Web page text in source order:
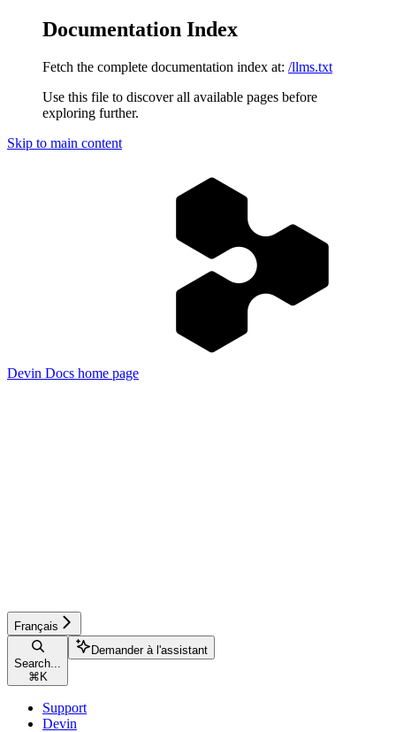
Documentation Index
Fetch the complete documentation index at: /llms.txt
Use this file to discover all available pages before
exploring further.
Skip to main content
Devin Docs home page
Français
Search...
⌘ K
Demander à l'assistant
Support
Devin